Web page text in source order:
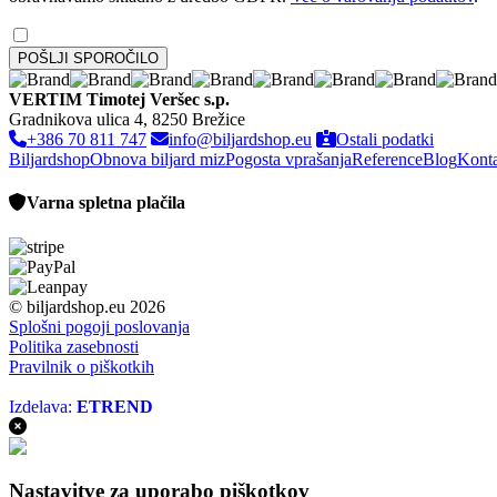
VERTIM Timotej Veršec s.p.
Gradnikova ulica 4, 8250 Brežice
+386 70 811 747
info@biljardshop.eu
Ostali podatki
BiljardshopObnova biljard mizPogosta vprašanjaReferenceBlog
Varna spletna plačila
© biljardshop.eu 2026
Splošni pogoji poslovanja
Politika zasebnosti
Pravilnik o piškotkih
Izdelava: ETREND
Nastavitve za uporabo piškotkov